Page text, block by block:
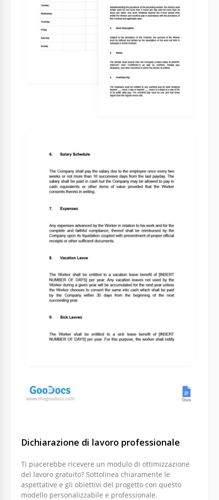
Dichiarazione di lavoro professionale
Ti piacerebbe ricevere un modulo di ottimizzazione
del lavoro gratuito? Sottolinea chiaramente le
aspettative e gli obiettivi del progetto con questo
modello personalizzabile e professionale.